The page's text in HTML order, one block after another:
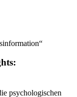
psychologischen